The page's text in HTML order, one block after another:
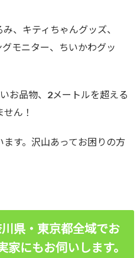
、キティちゃんグッズ、
モニター、ちいかわグッ
お品物、2メートルを超える
ん！
ます。沢山あってお困りの方
県・東京都全域でお
にもお伺いします。